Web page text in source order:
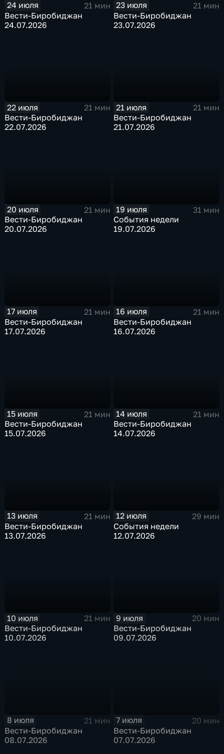
24 июля
21 мин
Вести-Биробиджан
24.07.2026
23 июля
21 мин
Вести-Биробиджан
23.07.2026
22 июля
21 мин
Вести-Биробиджан
22.07.2026
21 июля
21 мин
Вести-Биробиджан
21.07.2026
20 июля
21 мин
Вести-Биробиджан
20.07.2026
19 июля
31 мин
События недели
19.07.2026
17 июля
21 мин
Вести-Биробиджан
17.07.2026
16 июля
21 мин
Вести-Биробиджан
16.07.2026
15 июля
21 мин
Вести-Биробиджан
15.07.2026
14 июля
21 мин
Вести-Биробиджан
14.07.2026
13 июля
21 мин
Вести-Биробиджан
13.07.2026
12 июля
29 мин
События недели
12.07.2026
10 июля
21 мин
Вести-Биробиджан
10.07.2026
9 июля
20 мин
Вести-Биробиджан
09.07.2026
8 июля
21 мин
Вести-Биробиджан
08.07.2026
7 июля
20 мин
Вести-Биробиджан
07.07.2026